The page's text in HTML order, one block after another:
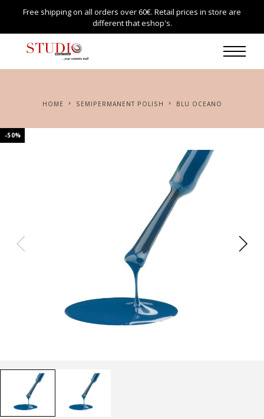
Free shipping on all orders over 60€. Retail prices in store are
different that eshop's.
HOME SEMIPERMANENT POLISH BLU OCEANO
-50%